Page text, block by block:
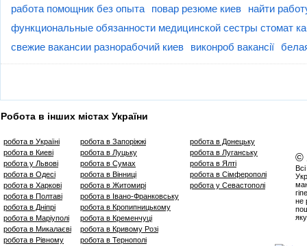
работа помощник без опыта повар резюме киев
найти
функциональные обязанности медицинской сестры стомат
свежие вакансии разнорабочий киев
виконроб вакансії
Робота в інших містах України
робота в Україні
робота в Киеві
робота у Львові
робота в Одесі
робота в Харкові
робота в Полтаві
робота в Дніпрі
робота в Маріуполі
робота в Микалаєві
робота в Рівному
робота в Запоріжжі
робота в Луцьку
робота в Сумах
робота в Вінниці
робота в Житомирі
робота в Івано-Франковську
робота в Кропипницькому
робота в Кременчуці
робота в Кривому Розі
робота в Тернополі
робота в Донецьку
робота в Луганську
робота в Ялті
робота в Сімферополі
робота у Севастополі
©
не